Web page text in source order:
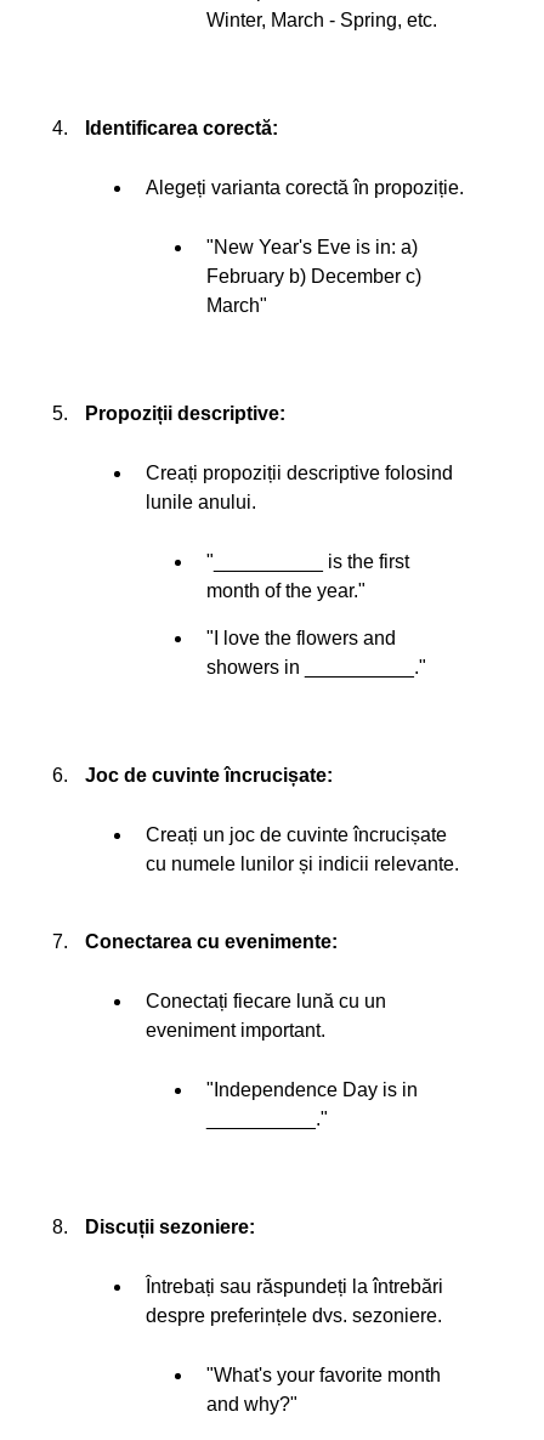
Winter, March - Spring, etc.
Identificarea corectă:
Alegeți varianta corectă în propoziție.
"New Year's Eve is in: a)
February b) December c)
March"
Propoziții descriptive:
Creați propoziții descriptive folosind
lunile anului.
"__________ is the first
month of the year."
"I love the flowers and
showers in __________."
Joc de cuvinte încrucișate:
Creați un joc de cuvinte încrucișate
cu numele lunilor și indicii relevante.
Conectarea cu evenimente:
Conectați fiecare lună cu un
eveniment important.
"Independence Day is in
__________."
Discuții sezoniere:
Întrebați sau răspundeți la întrebări
despre preferințele dvs. sezoniere.
"What's your favorite month
and why?"